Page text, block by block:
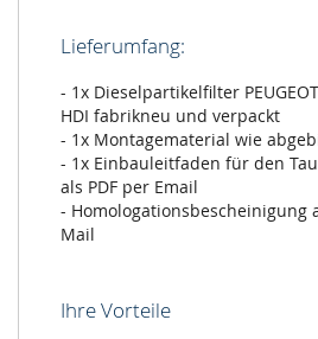
Lieferumfang:
- 1x Dieselpartikelfilter
HDI fabrikneu und verpackt
- 1x Montagematerial wie
- 1x Einbauleitfaden für den
als PDF per Email
- Homologationsbescheinigung
Mail
Ihre Vorteile